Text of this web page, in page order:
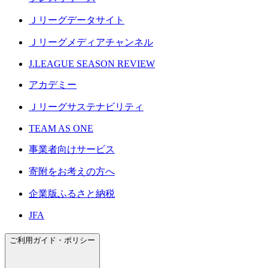
Ｊリーグデータサイト
Ｊリーグメディアチャンネル
J.LEAGUE SEASON REVIEW
アカデミー
Ｊリーグサステナビリティ
TEAM AS ONE
事業者向けサービス
寄附をお考えの方へ
企業版ふるさと納税
JFA
ご利用ガイド・ポリシー